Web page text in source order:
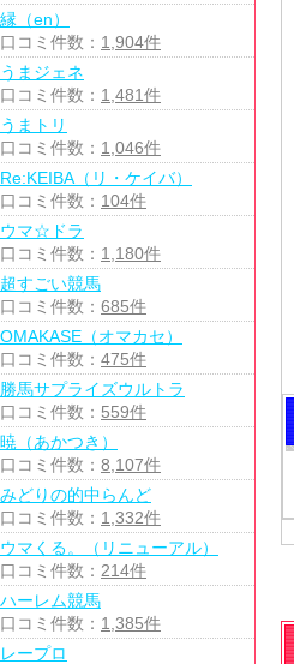
縁（en）
口コミ件数： 1,904件
うまジェネ
口コミ件数： 1,481件
うまトリ
口コミ件数： 1,046件
Re:KEIBA（リ・ケイバ）
口コミ件数： 104件
ウマ☆ドラ
口コミ件数： 1,180件
超すごい競馬
口コミ件数： 685件
OMAKASE（オマカセ）
口コミ件数： 475件
勝馬サプライズウルトラ
口コミ件数： 559件
暁（あかつき）
口コミ件数： 8,107件
みどりの的中らんど
口コミ件数： 1,332件
ウマくる。（リニューアル）
口コミ件数： 214件
ハーレム競馬
口コミ件数： 1,385件
レープロ